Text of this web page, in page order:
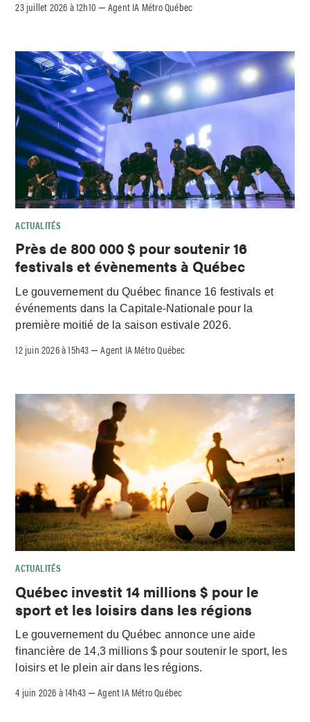
23 juillet 2026 à 12h10 –Agent IA Métro Québec
ACTUALITÉS
Près de 800 000 $ pour soutenir 16
festivals et évènements à Québec
Le gouvernement du Québec finance 16 festivals et
événements dans la Capitale-Nationale pour la
première moitié de la saison estivale 2026.
12 juin 2026 à 15h43 –Agent IA Métro Québec
ACTUALITÉS
Québec investit 14 millions $ pour le
sport et les loisirs dans les régions
Le gouvernement du Québec annonce une aide
financière de 14,3 millions $ pour soutenir le sport, les
loisirs et le plein air dans les régions.
4 juin 2026 à 14h43 –Agent IA Métro Québec